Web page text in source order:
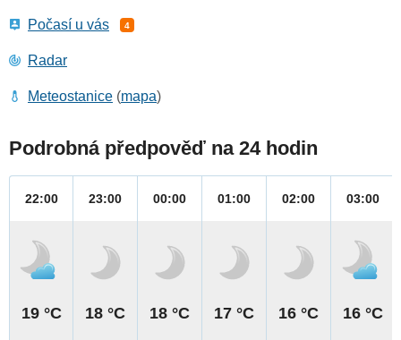
Počasí u vás 4
Radar
Meteostanice (mapa)
Podrobná předpověď na 24 hodin
22:00
19 °C
23:00
18 °C
00:00
18 °C
01:00
17 °C
02:00
16 °C
03:00
16 °C